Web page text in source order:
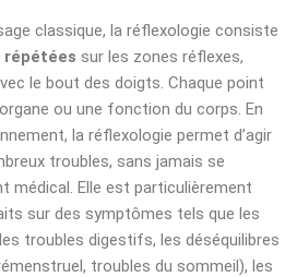
classique, la réflexologie consiste
répétées sur les zones réflexes,
le bout des doigts. Chaque point
ou une fonction du corps. En
la réflexologie permet d’agir
troubles, sans jamais se
médical. Elle est particulièrement
sur des symptômes tels que les
troubles digestifs, les déséquilibres
troubles du sommeil), les